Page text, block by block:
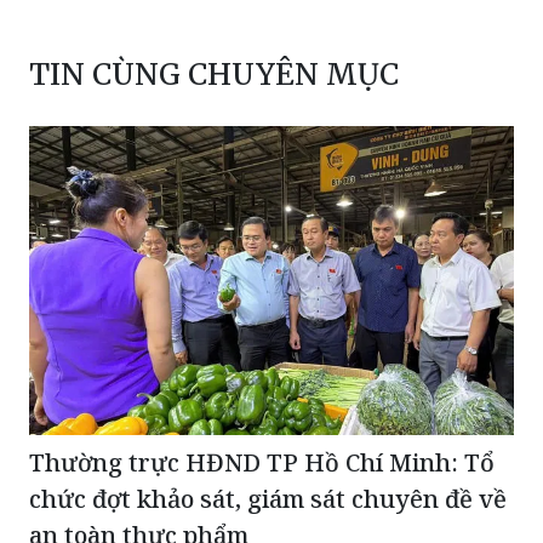
TIN CÙNG CHUYÊN MỤC
Thường trực HĐND TP Hồ Chí Minh: Tổ
chức đợt khảo sát, giám sát chuyên đề về
an toàn thực phẩm